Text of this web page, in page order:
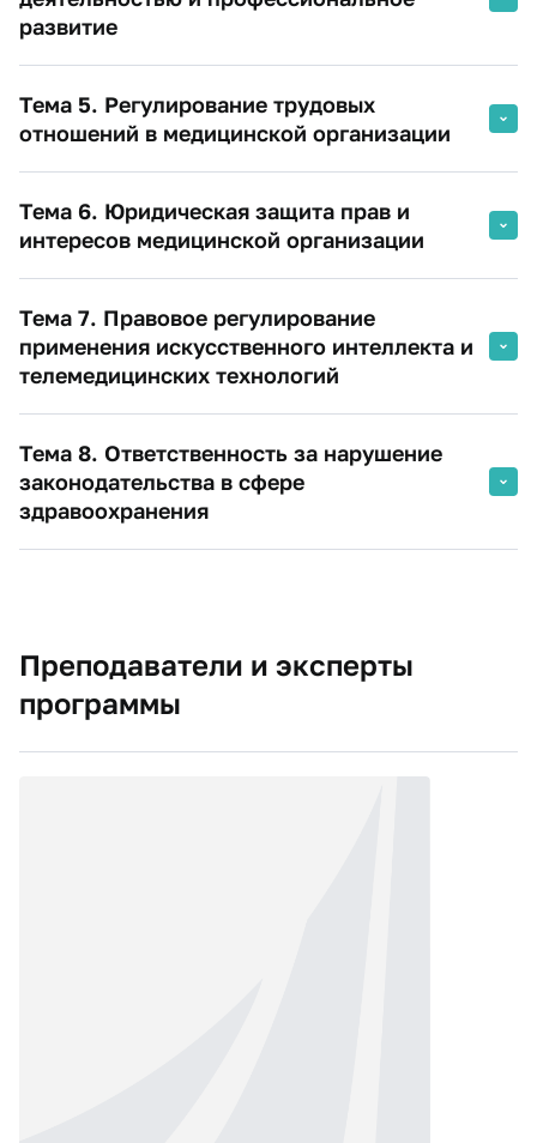
развитие
Тема 5. Регулирование трудовых
отношений в медицинской организации
Тема 6. Юридическая защита прав и
интересов медицинской организации
Тема 7. Правовое регулирование
применения искусственного интеллекта и
телемедицинских технологий
Тема 8. Ответственность за нарушение
законодательства в сфере
здравоохранения
Преподаватели и эксперты
программы